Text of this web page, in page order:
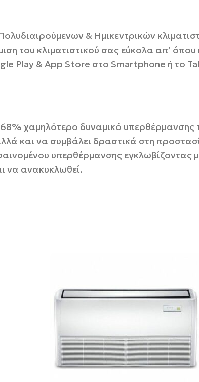
& Ημικεντρικών
του κλιματιστικού σας εύκολα απ’
Play & App Store στο Smartphone ή το
χαμηλότερο δυναμικό υπερθέρμανσης
και να συμβάλει δραστικά στη
υπερθέρμανσης εγκλωβίζοντας
να ανακυκλωθεί.